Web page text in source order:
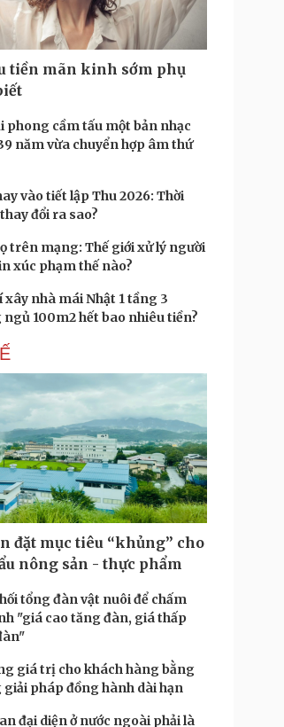
Trải nghiệm
Chuyển đổi số
Podcast
Đọc truyện đêm khuya
Cửa sổ tình yêu
tiền mãn kinh sớm phụ
phong cầm tấu một bản nhạc
năm vừa chuyển hợp âm thứ
vào tiết lập Thu 2026: Thời
đổi ra sao?
trên mạng: Thế giới xử lý người
xúc phạm thế nào?
xây nhà mái Nhật 1 tầng 3
100m2 hết bao nhiêu tiền?
đặt mục tiêu “khủng” cho
nông sản - thực phẩm
tổng đàn vật nuôi để chấm
"giá cao tăng đàn, giá thấp
giá trị cho khách hàng bằng
giải pháp đồng hành dài hạn
đại diện ở nước ngoài phải là